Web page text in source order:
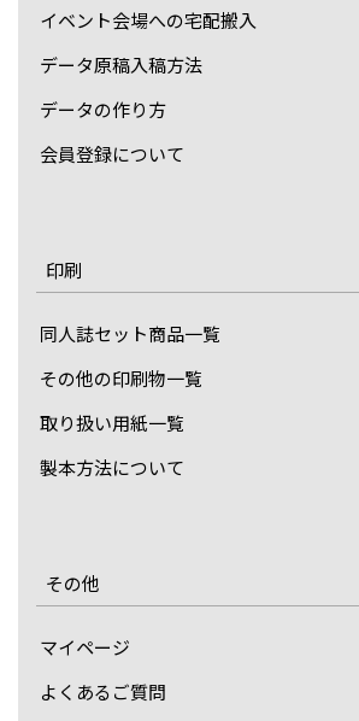
イベント会場への宅配搬入
データ原稿入稿方法
データの作り方
会員登録について
印刷
同人誌セット商品一覧
その他の印刷物一覧
取り扱い用紙一覧
製本方法について
その他
マイページ
よくあるご質問